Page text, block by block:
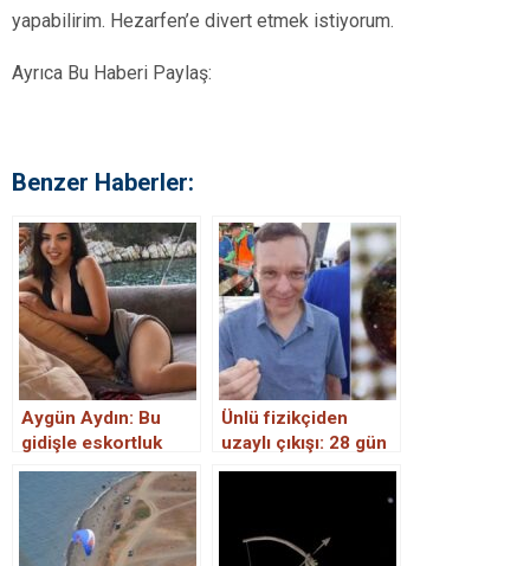
yapabilirim. Hezarfen’e divert etmek istiyorum.
Ayrıca Bu Haberi Paylaş:
Benzer Haberler:
Aygün Aydın: Bu
gidişle eskortluk
yapacağım
Ünlü fizikçiden
uzaylı çıkışı: 28 gün
sonra açıklama